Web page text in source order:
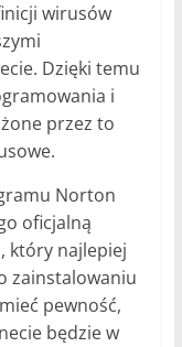
wirusów
Dzięki temu
i
przez to
Norton
oficjalną
który najlepiej
zainstalowaniu
pewność,
będzie w